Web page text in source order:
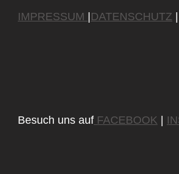
IMPRESSUM DATENSCHUTZ
Besuch uns auf FACEBOOK